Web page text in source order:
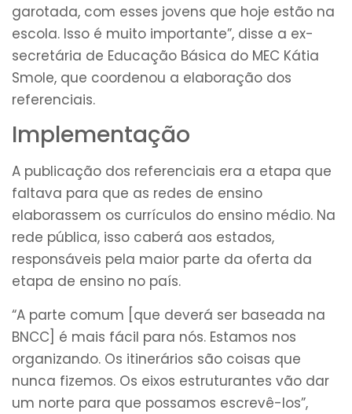
garotada, com esses jovens que hoje estão na
escola. Isso é muito importante”, disse a ex-
secretária de Educação Básica do MEC Kátia
Smole, que coordenou a elaboração dos
referenciais.
Implementação
A publicação dos referenciais era a etapa que
faltava para que as redes de ensino
elaborassem os currículos do ensino médio. Na
rede pública, isso caberá aos estados,
responsáveis pela maior parte da oferta da
etapa de ensino no país.
“A parte comum [que deverá ser baseada na
BNCC] é mais fácil para nós. Estamos nos
organizando. Os itinerários são coisas que
nunca fizemos. Os eixos estruturantes vão dar
um norte para que possamos escrevê-los”,